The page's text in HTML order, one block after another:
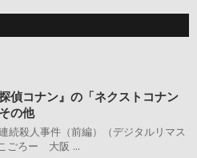
偵コナン』の「ネクストコナン
の他
続殺人事件（前編）（デジタルリマス
ごろー 大阪 ...